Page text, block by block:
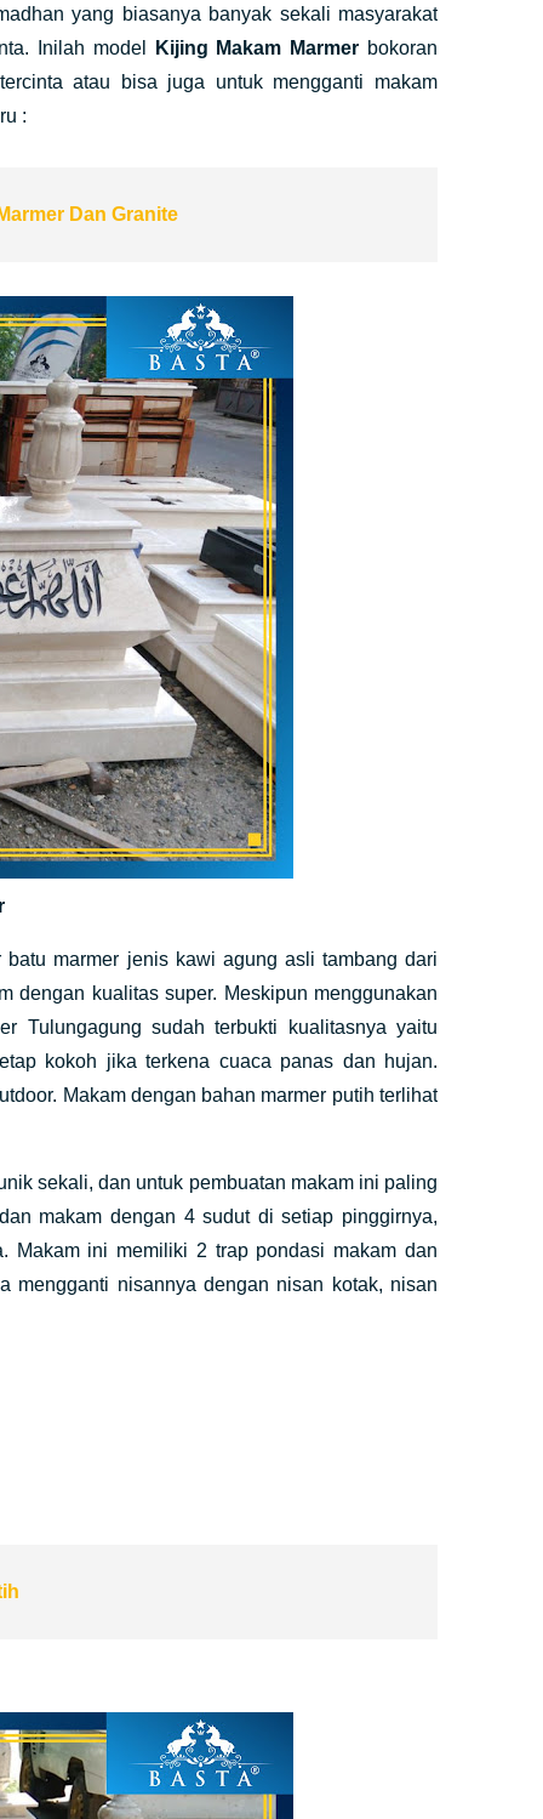
yang biasanya banyak sekali masyarakat
Inilah model
Kijing Makam Marmer bokoran
atau bisa juga untuk mengganti makam
:
Dan Granite
marmer jenis kawi agung asli tambang dari
dengan kualitas super. Meskipun menggunakan
Tulungagung sudah terbukti kualitasnya yaitu
kokoh jika terkena cuaca panas dan hujan.
Makam dengan bahan marmer putih terlihat
sekali, dan untuk pembuatan makam ini paling
makam dengan 4 sudut di setiap pinggirnya,
Makam ini memiliki 2 trap pondasi makam dan
mengganti nisannya dengan nisan kotak, nisan